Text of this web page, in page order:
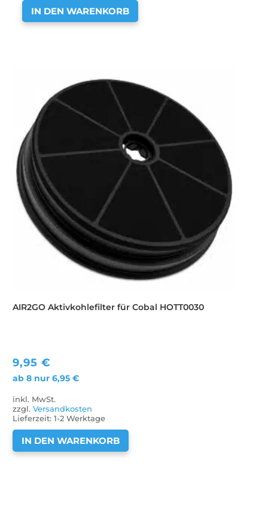
IN DEN WARENKORB
AIR2GO Aktivkohlefilter für Cobal HOTT0030
9,95€
ab 8 nur6,95€
inkl. MwSt.
zzgl.Versandkosten
Lieferzeit:1-2 Werktage
IN DEN WARENKORB